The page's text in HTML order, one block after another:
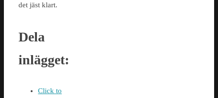
det jäst klart.
Dela
inlägget:
Click to